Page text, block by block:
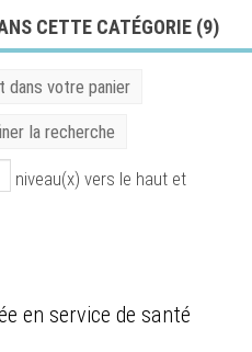
CETTE CATÉGORIE (9)
votre panier
la recherche
niveau(x) vers le haut et
en service de santé